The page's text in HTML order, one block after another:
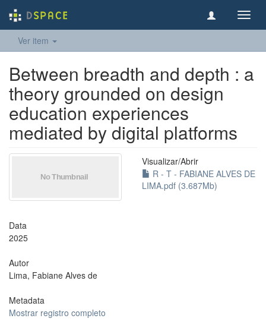
Ver item
Between breadth and depth : a
theory grounded on design
education experiences
mediated by digital platforms
Visualizar/Abrir
R - T - FABIANE ALVES DE
LIMA.pdf (3.687Mb)
Data
2025
Autor
Lima, Fabiane Alves de
Metadata
Mostrar registro completo